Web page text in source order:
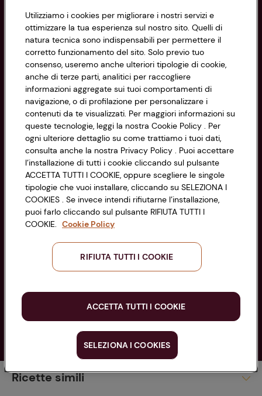
Ricette simili
Informazioni
Privacy Policy
Cookie Policy
Impostazioni Cookie
Accessibilità
CONAD SOCIETÀ COOPERATIVA
Via Michelino, 59 | 40127 BOLOGNA
Codice Fiscale e Registro Imprese
di Bologna 00865960157
PARTITA IVA 03320960374
Servizio clienti
Copyright @ Conad 2025
Utilizziamo i cookies per migliorare i nostri servizi e
ottimizzare la tua esperienza sul nostro sito. Quelli di
natura tecnica sono indispensabili per permettere il
corretto funzionamento del sito. Solo previo tuo
consenso, useremo anche ulteriori tipologie di cookie,
anche di terze parti, analitici per raccogliere
informazioni aggregate sui tuoi comportamenti di
navigazione, o di profilazione per personalizzare i
contenuti da te visualizzati. Per maggiori informazioni su
queste tecnologie, leggi la nostra Cookie Policy . Per
ogni ulteriore dettaglio su come trattiamo i tuoi dati,
consulta anche la nostra Privacy Policy . Puoi accettare
l’installazione di tutti i cookie cliccando sul pulsante
ACCETTA TUTTI I COOKIE, oppure scegliere le singole
tipologie che vuoi installare, cliccando su SELEZIONA I
COOKIES . Se invece intendi rifiutarne l’installazione,
puoi farlo cliccando sul pulsante RIFIUTA TUTTI I
COOKIE. Cookie Policy
RIFIUTA TUTTI I COOKIE
ACCETTA TUTTI I COOKIE
SELEZIONA I COOKIES